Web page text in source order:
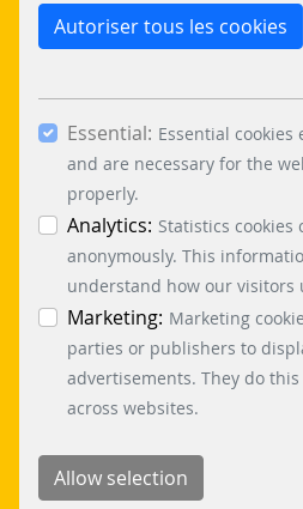
les cookies essentiels »,
de cookies autres que ceux
et « Marketing » et en
Autoriser la sélection »,
d'autres cookies. En
Accepter tous les cookies »,
les cookies essentiels,
Vous trouverez des
les différents cookies dans
confidentialité. Vous
consentement à tout
bouton « Paramètres des
gauche.
Autoriser tous les cookies
Essential: Essential
and are necessary for the
properly.
Analytics: Statistics
anonymously. This
understand how our visitors
Marketing: Marketing
parties or publishers to
advertisements. They do
across websites.